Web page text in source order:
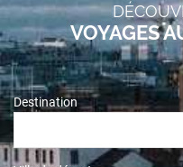
VOYAGES
Destination